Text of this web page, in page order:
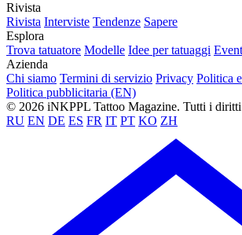
Rivista
Rivista Interviste Tendenze Sapere
Esplora
Trova tatuatore Modelle Idee per tatuaggi
Azienda
Chi siamo Termini di servizio Privacy Politica
Politica pubblicitaria (EN)
© 2026 iNKPPL Tattoo Magazine. Tutti i diritti
RU EN DE ES FR IT PT KO ZH